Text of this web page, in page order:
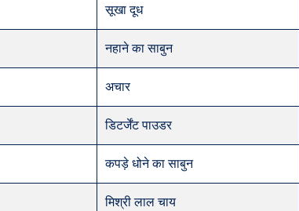
सूखा दूध
नहाने का साबुन
अचार
डिटर्जेंट पाउडर
कपड़े धोने का साबुन
मिश्री लाल चाय